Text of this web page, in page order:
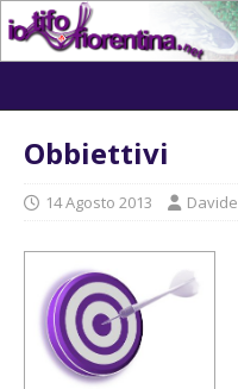
Obbiettivi
14 Agosto 2013 Davide